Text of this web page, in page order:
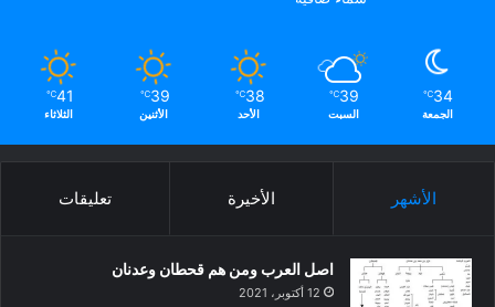
34
℃
الجمعة
39
℃
السبت
38
℃
الأحد
39
℃
الأثنين
41
℃
الثلاثاء
الأشهر الأخيرة تعليقات
اصل العرب ومن هم قحطان وعدنان
12 أكتوبر، 2021